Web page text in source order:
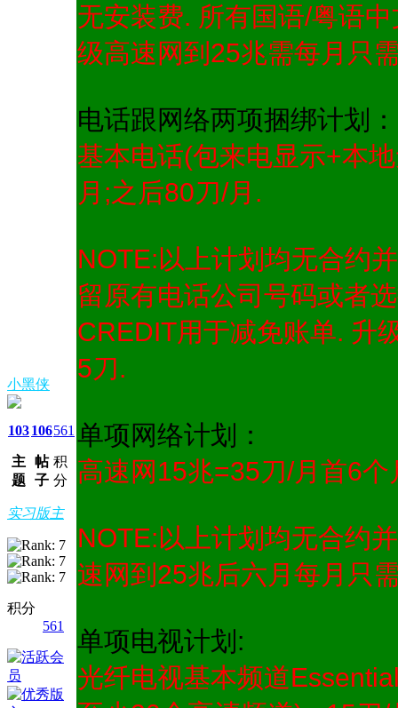
小黑侠
103
主
题
106
帖
子
561
积
分
实习版主
积分
561
无安装费. 所有国语/粤语
级高速网到25兆需每月只
电话跟网络两项捆绑计划：
基本电话(包来电显示+本
月;之后80刀/月.
NOTE:以上计划均无合约
留原有电话公司号码或者
CREDIT用于减免账单. 升
5刀.
单项网络计划：
高速网15兆=35刀/月首6
NOTE:以上计划均无合约
速网到25兆后六月每月只
单项电视计划:
光纤电视基本频道